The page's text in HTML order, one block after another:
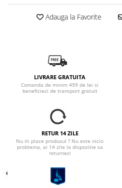
Adauga la Favorite
LIVRARE GRATUITA
Comanda de minim 499 de lei si
beneficiezi de transport gratuit
RETUR 14 ZILE
Nu iti place produsul ? Nu este nicio
problema, ai 14 zile la dispozitie sa
returnezi